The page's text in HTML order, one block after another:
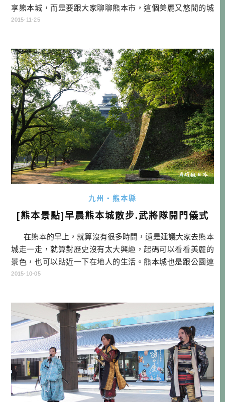
享熊本城，而是要跟大家聊聊熊本市，這個美麗又悠閒的城
市。我到熊本的時候，總覺得跟我居住的台中有幾分相似，
吧！ […]…
2015-11-25
九州・熊本縣
[熊本景點]早晨熊本城散步.武將隊開門儀式
在熊本的早上，就算沒有很多時間，還是建議大家去熊本
城走一走，就算對歷史沒有太大興趣，起碼可以看看美麗的
景色，也可以貼近一下在地人的生活。熊本城也是跟公園連
結在一起，早上會有很多運動社團的學生在跑步、或是當地
們很自然的回覆他們「おはよう、頑張って」。這種 […]…
2015-10-05